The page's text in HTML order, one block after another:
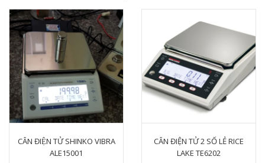
CÂN ĐIỆN TỬ SHINKO VIBRA
ALE15001
CÂN ĐIỆN TỬ 2 SỐ LẺ RICE
LAKE TE6202